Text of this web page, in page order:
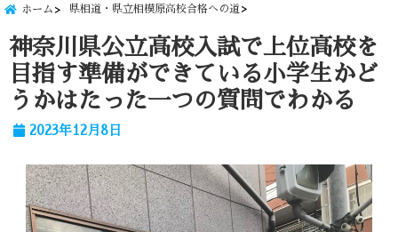
ホーム 県相道・県立相模原高校合格への道
神奈川県公立高校入試で上位高校を
目指す準備ができている小学生かど
うかはたった一つの質問でわかる
2023年12月8日